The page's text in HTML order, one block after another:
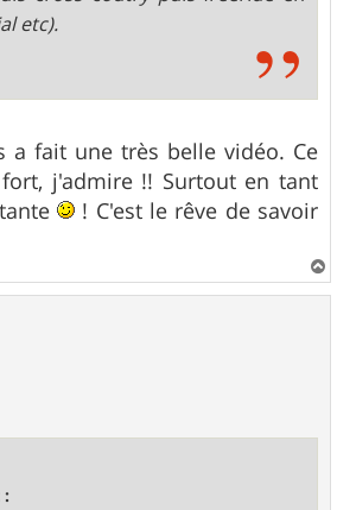
etc).
a fait une très belle vidéo. Ce
j'admire !! Surtout en tant
! C'est le rêve de savoir
a
: